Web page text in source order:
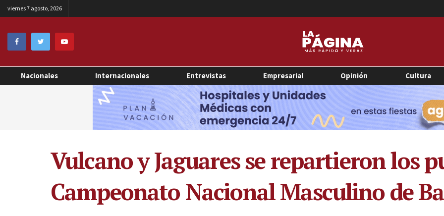
viernes 7 agosto, 2026
Nacionales Internacionales Entrevistas Empresarial Opinión Cultura
Vulcano y Jaguares se repartieron los
Campeonato Nacional Masculino de